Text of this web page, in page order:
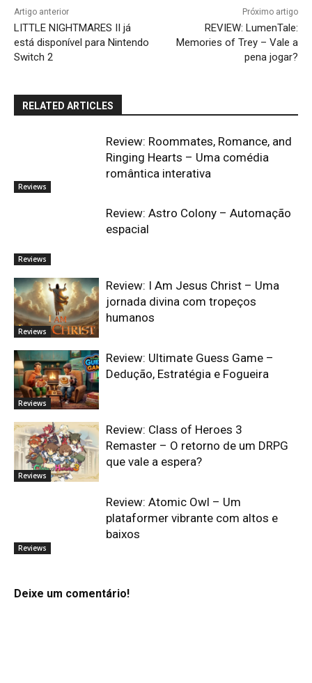
Artigo anterior
LITTLE NIGHTMARES II já
está disponível para Nintendo
Switch 2
Próximo artigo
REVIEW: LumenTale:
Memories of Trey – Vale a
pena jogar?
RELATED ARTICLES
Reviews
Review: Roommates, Romance, and
Ringing Hearts – Uma comédia
romântica interativa
Reviews
Review: Astro Colony – Automação
espacial
Reviews
Review: I Am Jesus Christ – Uma
jornada divina com tropeços
humanos
Reviews
Review: Ultimate Guess Game –
Dedução, Estratégia e Fogueira
Reviews
Review: Class of Heroes 3
Remaster – O retorno de um DRPG
que vale a espera?
Reviews
Review: Atomic Owl – Um
plataformer vibrante com altos e
baixos
Deixe um comentário!